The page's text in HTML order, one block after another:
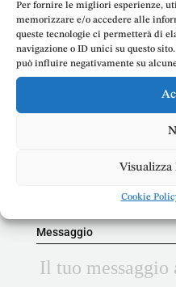
Per fornire le migliori esperienze,
memorizzare e/o accedere alle
queste tecnologie ci permetterà di
navigazione o ID unici su questo
può influire negativamente su
Visualizza
Cookie
E-mail
Messaggio